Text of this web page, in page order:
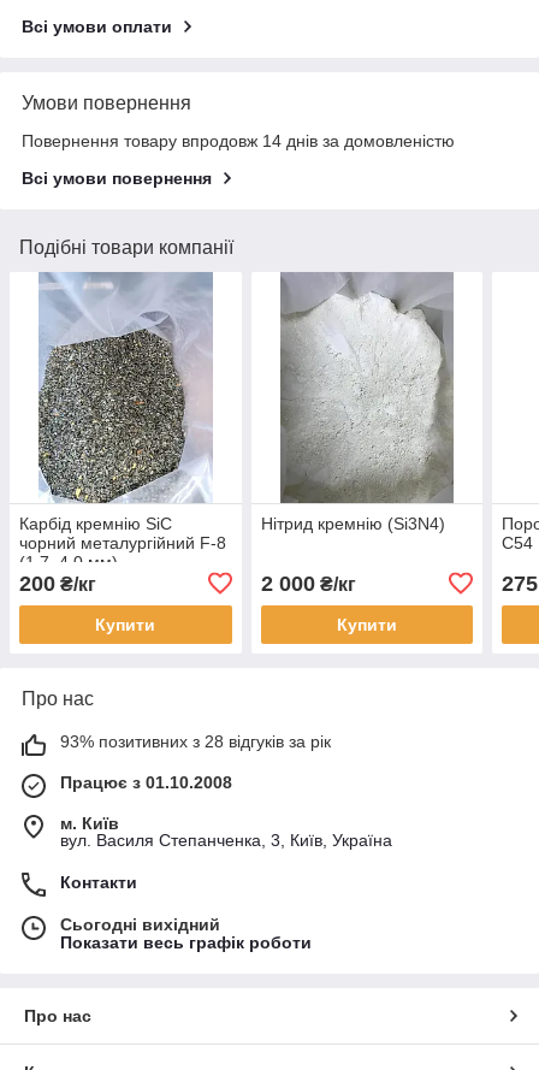
Всі умови оплати
Умови повернення
Повернення товару впродовж 14 днів за домовленістю
Всі умови повернення
Подібні товари компанії
Карбід кремнію SiC
чорний металургійний F-8
(1,7–4,0 мм)
200 ₴/кг
Купити
Нітрид кремнію (Si3N4)
2 000₴/кг
Купити
С54
275
Про нас
93% позитивних з 28 відгуків за рік
Працює з 01.10.2008
м. Київ
вул. Василя Степанченка, 3, Київ, Україна
Контакти
Сьогодні вихідний
Показати весь графік роботи
Про нас